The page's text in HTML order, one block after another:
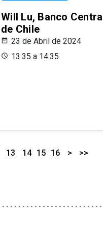
Will Lu, Banco
de Chile
23 de Abril de 2024
13:35 a 14:35
13 14 15 16 > >>